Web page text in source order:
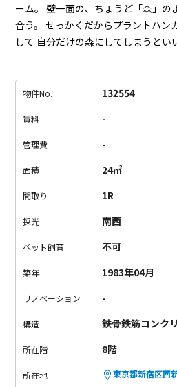
ーム。 壁一面の、ちょうど「森」の
合う。
せっかくだからプラントハン
して 自分だけの森にしてしまうとい
棚は奥行きがあまりないので荷物
壁面奥に鏡がついているので、
ンクやタイルも部屋のアクセント。
で色をさして楽しげに。
圏内という正真正銘の都心にありなが
ードに入れそうな森空間、ぜひ体感
物件No. 132554
賃料 -
管理費 -
面積 24㎡
間取り 1R
採光 南西
ペット飼育 不可
築年 1983年04月
リノベーション -
構造 鉄骨鉄筋コンク
所在階 8階
所在地 東京都新宿区西